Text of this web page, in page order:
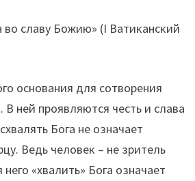
славу Божию» (I Ватиканский
основания для сотворения
ней проявляются честь и слава
Бога не означает
Ведь человек – не зритель
«хвалить» Бога означает